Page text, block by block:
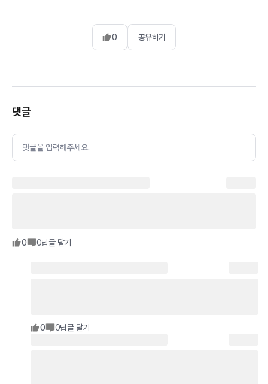
0 공유하기
댓글
댓글을 입력해주세요.
0 0답글 달기
0 0답글 달기